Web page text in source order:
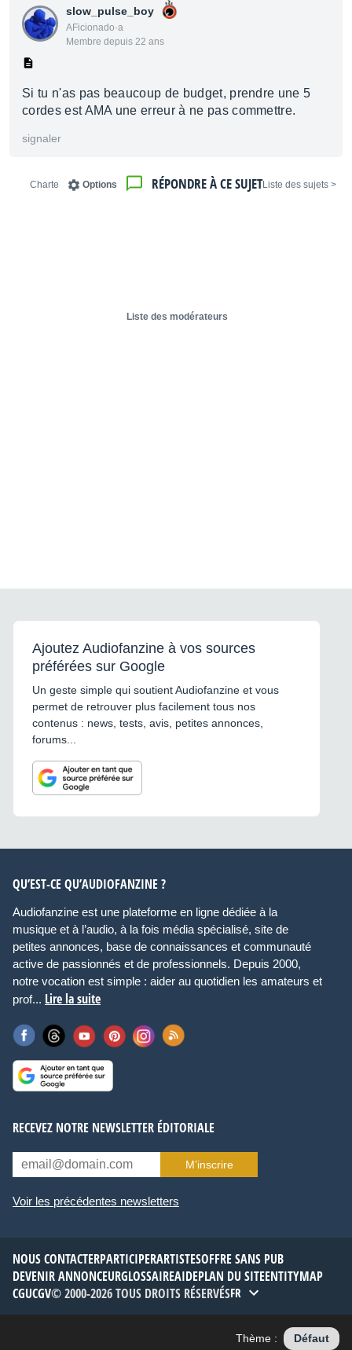
slow_pulse_boy
AFicionado·a
Membre depuis 22 ans
Si tu n'as pas beaucoup de budget, prendre une 5
cordes est AMA une erreur à ne pas commettre.
signaler
< Liste des sujets
RÉPONDRE À CE SUJET
Options
Charte
Liste des modérateurs
Ajoutez Audiofanzine à vos sources
préférées sur Google
Un geste simple qui soutient Audiofanzine et vous
permet de retrouver plus facilement tous nos
contenus : news, tests, avis, petites annonces,
forums...
QU’EST-CE QU’AUDIOFANZINE ?
Audiofanzine est une plateforme en ligne dédiée à la
musique et à l’audio, à la fois média spécialisé, site de
petites annonces, base de connaissances et communauté
active de passionnés et de professionnels. Depuis 2000,
notre vocation est simple : aider au quotidien les amateurs et
prof... Lire la suite
RECEVEZ NOTRE NEWSLETTER ÉDITORIALE
M’inscrire
Voir les précédentes newsletters
NOUS CONTACTERPARTICIPERARTISTESOFFRE SANS PUB
DEVENIR ANNONCEURGLOSSAIREAIDEPLAN DU SITEENTITYMAP
CGUCGV© 2000-2026 TOUS DROITS RÉSERVÉSFR
Thème : Défaut